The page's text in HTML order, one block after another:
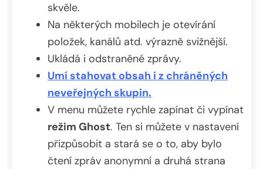
skvěle.
Na některých mobilech je otevírání
položek, kanálů atd. výrazně svižnější.
Ukládá i odstraněné zprávy.
Umí stahovat obsah i z chráněných
neveřejných skupin.
V menu můžete rychle zapínat či vypínat
režim Ghost. Ten si můžete v nastavení
přizpůsobit a stará se o to, aby bylo
čtení zpráv anonymní a druhá strana